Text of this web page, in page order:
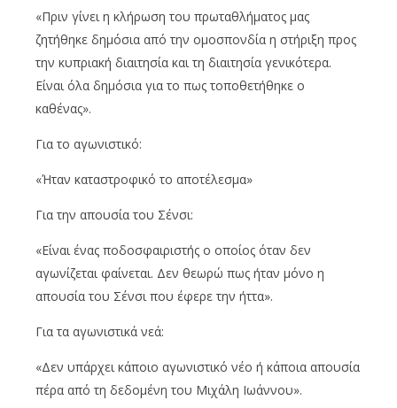
«Πριν γίνει η κλήρωση του πρωταθλήματος μας
ζητήθηκε δημόσια από την ομοσπονδία η στήριξη προς
την κυπριακή διαιτησία και τη διαιτησία γενικότερα.
Είναι όλα δημόσια για το πως τοποθετήθηκε ο
καθένας».
Για το αγωνιστικό:
«Ήταν καταστροφικό το αποτέλεσμα»
Για την απουσία του Σένσι:
«Είναι ένας ποδοσφαιριστής ο οποίος όταν δεν
αγωνίζεται φαίνεται. Δεν θεωρώ πως ήταν μόνο η
απουσία του Σένσι που έφερε την ήττα».
Για τα αγωνιστικά νεά:
«Δεν υπάρχει κάποιο αγωνιστικό νέο ή κάποια απουσία
πέρα από τη δεδομένη του Μιχάλη Ιωάννου».